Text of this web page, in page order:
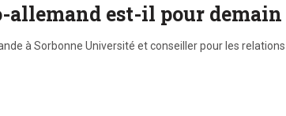
est-il pour demain
à Sorbonne Université et conseiller pour les